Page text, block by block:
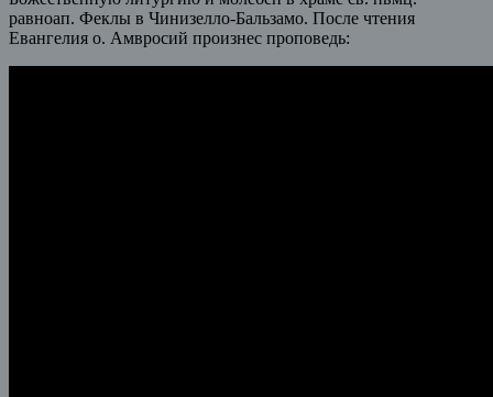
равноап. Феклы в Чинизелло-Бальзамо. После чтения
Евангелия о. Амвросий произнес проповедь: